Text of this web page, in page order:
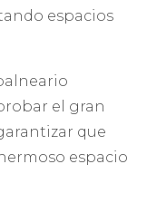
espacios
el gran
que
espacio